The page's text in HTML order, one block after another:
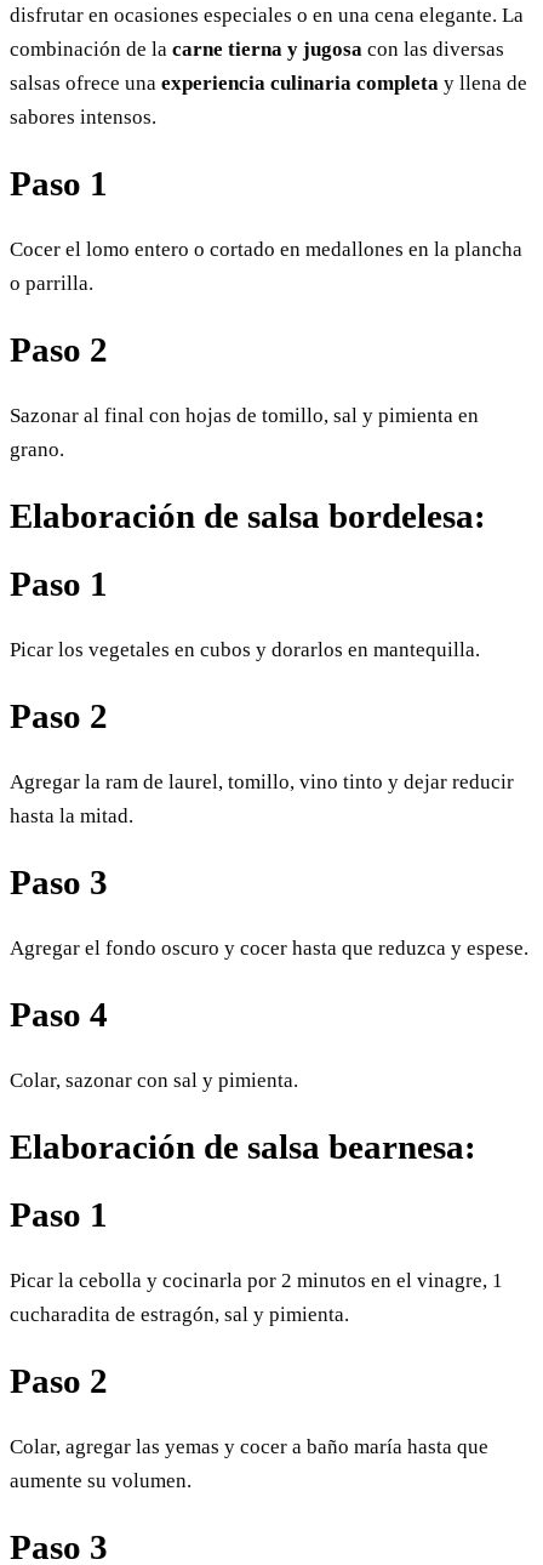
disfrutar en ocasiones especiales o en una cena elegante. La
combinación de la carne tierna y jugosa con las diversas
salsas ofrece una experiencia culinaria completa y llena de
sabores intensos.
Paso 1
Cocer el lomo entero o cortado en medallones en la plancha
o parrilla.
Paso 2
Sazonar al final con hojas de tomillo, sal y pimienta en
grano.
Elaboración de salsa bordelesa:
Paso 1
Picar los vegetales en cubos y dorarlos en mantequilla.
Paso 2
Agregar la ram de laurel, tomillo, vino tinto y dejar reducir
hasta la mitad.
Paso 3
Agregar el fondo oscuro y cocer hasta que reduzca y espese.
Paso 4
Colar, sazonar con sal y pimienta.
Elaboración de salsa bearnesa:
Paso 1
Picar la cebolla y cocinarla por 2 minutos en el vinagre, 1
cucharadita de estragón, sal y pimienta.
Paso 2
Colar, agregar las yemas y cocer a baño maría hasta que
aumente su volumen.
Paso 3